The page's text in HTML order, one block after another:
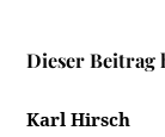
Dieser Beitrag
Karl Hirsch